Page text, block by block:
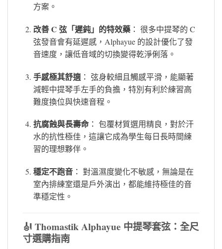
方案。
改善 C 弦「遲鈍」的特效藥： 很多中提琴的 C
弦發音會有延遲感，Alphayue 的設計優化了發
音速度，讓低音域的切換變得乾淨俐落。
手感極其舒適： 弦身較細且觸感平滑，能顯著
減輕中提琴手左手的負擔，特別有利於練習高
難度換位與快速音程。
抗腐蝕與長壽命： 包覆材質選用精良，對於汗
水的抗性極佳，這讓它成為學生每日長時間練
習的理想夥伴。
穩定不跑音： 對溫濕度變化不敏感，無論是在
室內排練室還是戶外演出，都能維持極佳的音
準穩定性。
🎻 Thomastik Alphayue 中提琴套弦：全尺
寸選購指南